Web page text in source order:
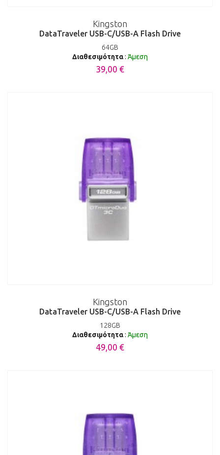
Kingston
DataTraveler USB-C/USB-A Flash Drive
64GB
Διαθεσιμότητα: Άμεση
39,00 €
Kingston
DataTraveler USB-C/USB-A Flash Drive
128GB
Διαθεσιμότητα: Άμεση
49,00 €